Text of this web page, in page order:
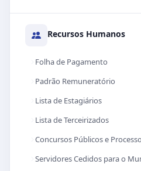
Recursos Humanos
Folha de Pagamento
Padrão Remuneratório
Lista de Estagiários
Lista de Terceirizados
Concursos Públicos e
Servidores Cedidos para o